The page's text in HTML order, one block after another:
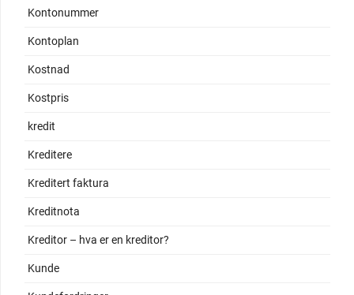
Kontonummer
Kontoplan
Kostnad
Kostpris
kredit
Kreditere
Kreditert faktura
Kreditnota
Kreditor – hva er en kreditor?
Kunde